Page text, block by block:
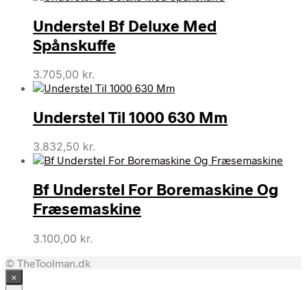
Understel Bf Deluxe Med
Spånskuffe
3.705,00 kr.
Understel Til 1000 630 Mm
3.832,50 kr.
Bf Understel For Boremaskine Og
Fræsemaskine
3.100,00 kr.
© TheToolman.dk
×